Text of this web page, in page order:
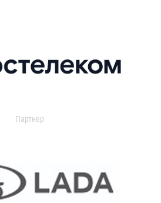
Партнер